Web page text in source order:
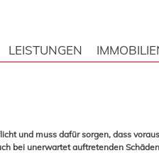
LEISTUNGEN
und muss dafür sorgen, dass
bei unerwartet auftretenden